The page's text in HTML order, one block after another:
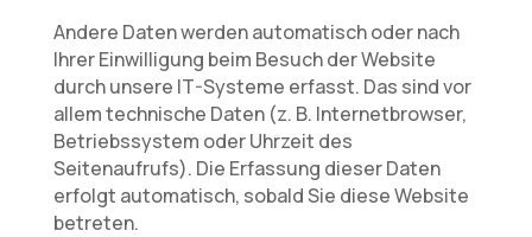
Andere Daten werden automatisch oder nach
Ihrer Einwilligung beim Besuch der Website
durch unsere IT-Systeme erfasst. Das sind vor
allem technische Daten (z. B. Internetbrowser,
Betriebssystem oder Uhrzeit des
Seitenaufrufs). Die Erfassung dieser Daten
erfolgt automatisch, sobald Sie diese Website
betreten.